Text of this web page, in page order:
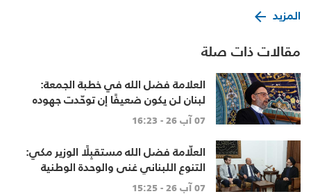
المزيد
مقالات ذات صلة
العلامة فضل الله في خطبة الجمعة:
لبنان لن يكون ضعيفًا إن توحّدت جهوده
وخرج الجميع من حساباتهم الخاصّة
07 آب 26 - 16:23
العلّامة فضل الله مستقبِلًا الوزير مكي:
التنوع اللبناني غنى والوحدة الوطنية
أساس
07 آب 26 - 15:25